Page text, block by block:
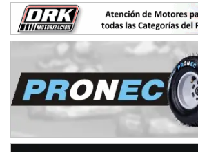
Avellaneda (Santa Fe)
SUR SANTAFESINO - F4
José Samuel Sánchez (Tierra)
Rufino (Santa Fe)
TUCUMANO - F5
Juan Navarro (Asfalto)
El Timbó (Tucumán)
COBERTURA ESPECIAL DE E-KART.COM.AR